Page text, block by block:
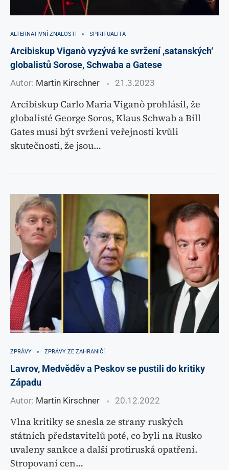
ALTERNATIVNÍ ZNALOSTI SPIRITUALITA
Arcibiskup Viganò vyzývá ke svržení ‚satanských‘
globalistů Sorose, Schwaba a Gatese
Autor: Martin Kirschner 21.3.2023
Arcibiskup Carlo Maria Viganò prohlásil, že
globalisté George Soros, Klaus Schwab a Bill
Gates musí být svrženi veřejností kvůli
skutečnosti, že jsou…
ZPRÁVY ZPRÁVY ZE ZAHRANIČÍ
Lavrov, Medvěděv a Peskov se pustili do kritiky
Západu
Autor: Martin Kirschner 20.12.2022
Vlna kritiky se snesla ze strany ruských
státních představitelů poté, co byli na Rusko
uvaleny sankce a další protiruská opatření.
Stropovaní cen…